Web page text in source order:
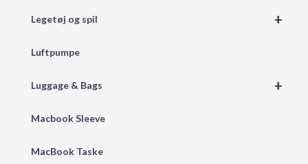
+
Legetøj og spil
Luftpumpe
+
Luggage & Bags
Macbook Sleeve
MacBook Taske